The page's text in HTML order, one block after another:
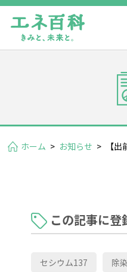
ホーム > お知らせ > 【
この記事に
セシウム137 除